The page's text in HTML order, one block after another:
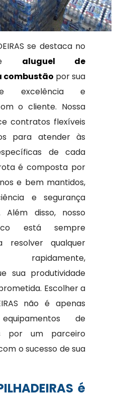
se destaca no
aluguel de
combustão por sua
excelência e
o cliente. Nossa
contratos flexíveis
para atender às
de cada
é composta por
e bem mantidos,
e segurança
Além disso, nosso
está sempre
resolver qualquer
rapidamente,
sua produtividade
Escolher a
não é apenas
de
por um parceiro
o sucesso de sua
é